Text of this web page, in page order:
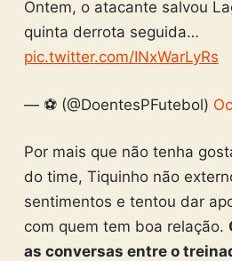
Ontem, o atacante salvou
quinta derrota seguida…
pic.twitter.com/INxWarLyRs
— ⚽ (@DoentesPFutebol)
Por mais que não tenha
do time, Tiquinho não
sentimentos e tentou dar
com quem tem boa relação.
as conversas entre o